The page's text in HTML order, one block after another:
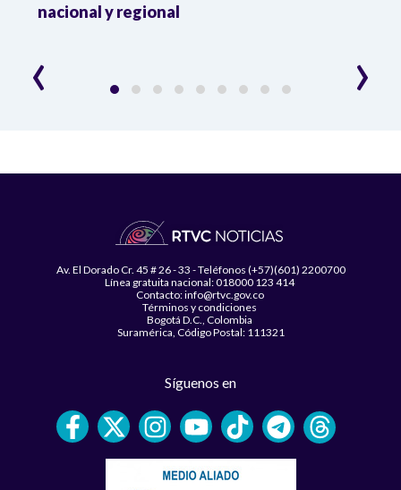
nacional y regional
‹ ›
Av. El Dorado Cr. 45 # 26 - 33 - Teléfonos (+57)(601) 2200700
Línea gratuita nacional: 018000 123 414
Contacto: info@rtvc.gov.co
Términos y condiciones
Bogotá D.C., Colombia
Suramérica, Código Postal: 111321
Síguenos en